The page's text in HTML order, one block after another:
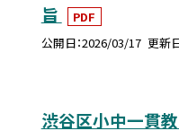
旨
PDF
公開日 2026/03/17 更新
渋谷区小中一貫教